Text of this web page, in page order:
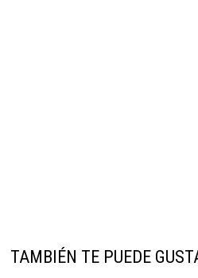
TAMBIÉN TE PUEDE